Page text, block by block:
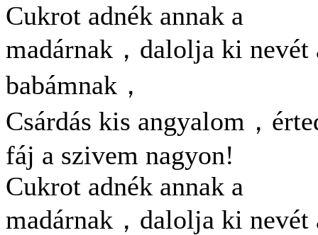
Cukrot adnék annak a
madárnak，dalolja ki nevét
babámnak，
Csárdás kis angyalom，
fáj a szivem nagyon!
Cukrot adnék annak a
madárnak，dalolja ki nevét